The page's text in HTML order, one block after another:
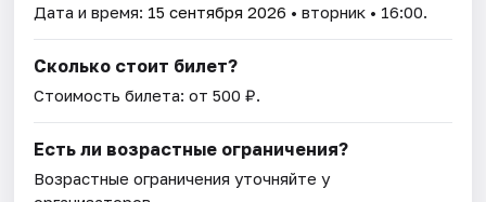
Дата и время: 15 сентября 2026 • вторник • 16:00.
Сколько стоит билет?
Стоимость билета: от 500 ₽.
Есть ли возрастные ограничения?
Возрастные ограничения уточняйте у